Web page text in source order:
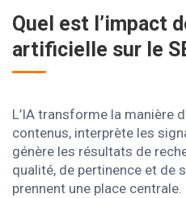
Quel est l’impact
artificielle sur le
L’IA transforme la manière
contenus, interprète les
génère les résultats de
qualité, de pertinence et de
prennent une place centrale.